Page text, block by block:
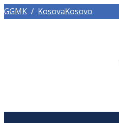
GGMK / KosovaKosovo